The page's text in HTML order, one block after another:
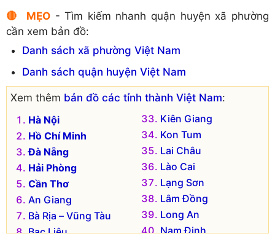
🔴 MẸO- Tìm kiếm nhanh quận huyện xã phường
cần xem bản đồ:
Danh sách xã phường Việt Nam
Danh sách quận huyện Việt Nam
Xem thêm bản đồ các tỉnh thành Việt Nam:
Hà Nội
Hồ Chí Minh
Đà Nẵng
Hải Phòng
Cần Thơ
An Giang
Bà Rịa – Vũng Tàu
Bạc Liêu
Kiên Giang
Kon Tum
Lai Châu
Lào Cai
Lạng Sơn
Lâm Đồng
Long An
Nam Định